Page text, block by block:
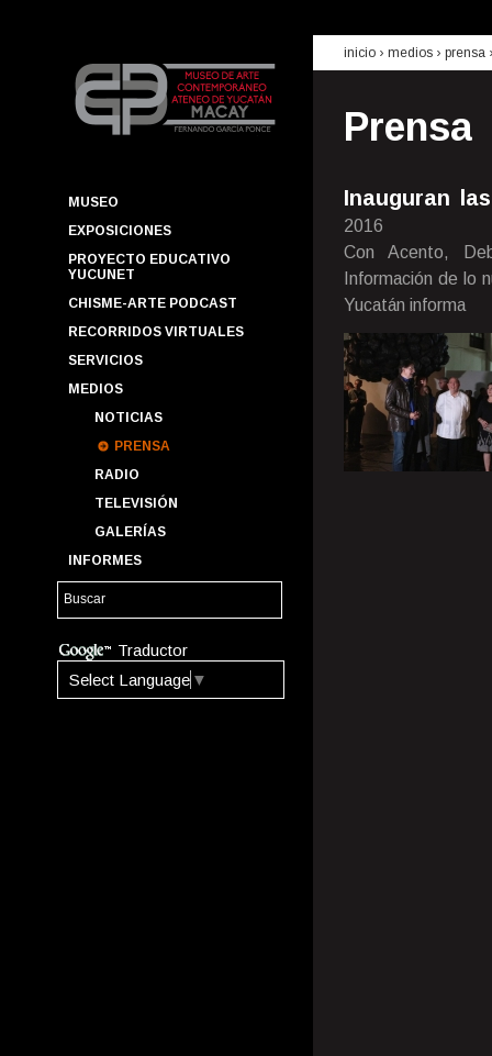
MUSEO
EXPOSICIONES
PROYECTO EDUCATIVO
YUCUNET
CHISME-ARTE PODCAST
RECORRIDOS VIRTUALES
SERVICIOS
MEDIOS
NOTICIAS
PRENSA
RADIO
TELEVISIÓN
GALERÍAS
INFORMES
Traductor
Select Language ▼
inicio › medios › prensa
Prensa
Inauguran
2016
Con Acento,
Información de lo
Yucatán informa